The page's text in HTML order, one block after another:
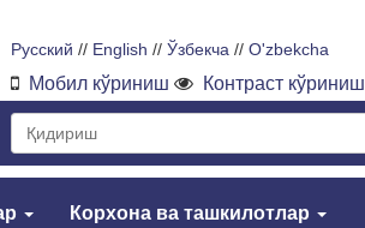
Русский // English // Ўзбекча // O'zbekcha
Мобил кўриниш Контраст кўриниш
Корхона ва ташкилотлар